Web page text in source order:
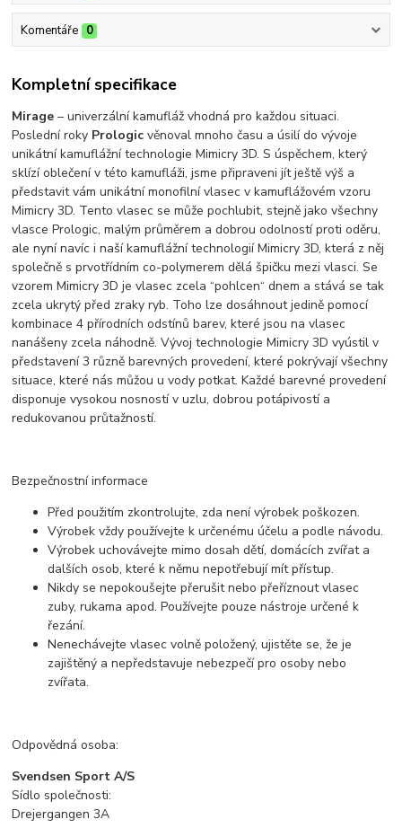
Komentáře 0
Kompletní specifikace
Mirage – univerzální kamufláž vhodná pro každou situaci.
Poslední roky Prologic věnoval mnoho času a úsilí do vývoje
unikátní kamuflážní technologie Mimicry 3D. S úspěchem, který
sklízí oblečení v této kamufláži, jsme připraveni jít ještě výš a
představit vám unikátní monofilní vlasec v kamuflážovém vzoru
Mimicry 3D. Tento vlasec se může pochlubit, stejně jako všechny
vlasce Prologic, malým průměrem a dobrou odolností proti oděru,
ale nyní navíc i naší kamuflážní technologií Mimicry 3D, která z něj
společně s prvotřídním co-polymerem dělá špičku mezi vlasci. Se
vzorem Mimicry 3D je vlasec zcela “pohlcen“ dnem a stává se tak
zcela ukrytý před zraky ryb. Toho lze dosáhnout jedině pomocí
kombinace 4 přírodních odstínů barev, které jsou na vlasec
nanášeny zcela náhodně. Vývoj technologie Mimicry 3D vyústil v
představení 3 různě barevných provedení, které pokrývají všechny
situace, které nás můžou u vody potkat. Každé barevné provedení
disponuje vysokou nosností v uzlu, dobrou potápivostí a
redukovanou průtažností.
Bezpečnostní informace
Před použitím zkontrolujte, zda není výrobek poškozen.
Výrobek vždy používejte k určenému účelu a podle návodu.
Výrobek uchovávejte mimo dosah dětí, domácích zvířat a
dalších osob, které k němu nepotřebují mít přístup.
Nikdy se nepokoušejte přerušit nebo přeříznout vlasec
zuby, rukama apod. Používejte pouze nástroje určené k
řezání.
Nenechávejte vlasec volně položený, ujistěte se, že je
zajištěný a nepředstavuje nebezpečí pro osoby nebo
zvířata.
Odpovědná osoba:
Svendsen Sport A/S
Sídlo společnosti:
Drejergangen 3A